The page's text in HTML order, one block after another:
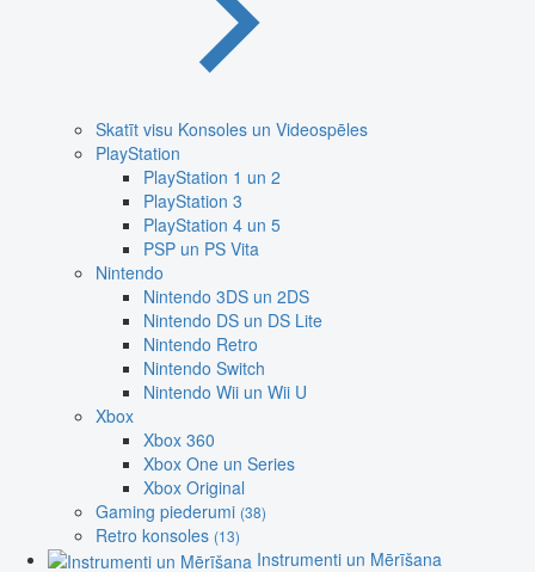
Skatīt visu Konsoles un Videospēles
PlayStation
PlayStation 1 un 2
PlayStation 3
PlayStation 4 un 5
PSP un PS Vita
Nintendo
Nintendo 3DS un 2DS
Nintendo DS un DS Lite
Nintendo Retro
Nintendo Switch
Nintendo Wii un Wii U
Xbox
Xbox 360
Xbox One un Series
Xbox Original
Gaming piederumi (38)
Retro konsoles (13)
Instrumenti un Mērīšana